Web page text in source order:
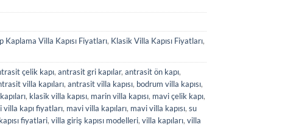
Kaplama Villa Kapısı Fiyatları, Klasik Villa Kapısı Fiyatları,
çelik kapı, antrasit gri kapılar, antrasit ön kapı,
villa kapıları, antrasit villa kapısı, bodrum villa kapısı,
, klasik villa kapısı, marin villa kapısı, mavi çelik kapı,
villa kapı fiyatları, mavi villa kapıları, mavi villa kapısı, su
fiyatlari, villa giriş kapısı modelleri, villa kapıları, villa